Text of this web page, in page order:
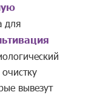
для
вывезут